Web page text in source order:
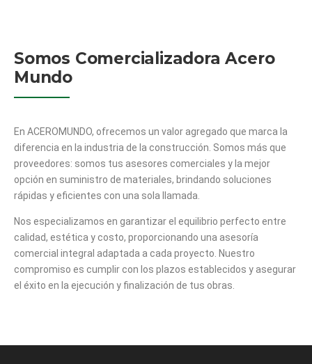
Somos Comercializadora Acero
Mundo
En ACEROMUNDO, ofrecemos un valor agregado que marca la
diferencia en la industria de la construcción. Somos más que
proveedores: somos tus asesores comerciales y la mejor
opción en suministro de materiales, brindando soluciones
rápidas y eficientes con una sola llamada.
Nos especializamos en garantizar el equilibrio perfecto entre
calidad, estética y costo, proporcionando una asesoría
comercial integral adaptada a cada proyecto. Nuestro
compromiso es cumplir con los plazos establecidos y asegurar
el éxito en la ejecución y finalización de tus obras.